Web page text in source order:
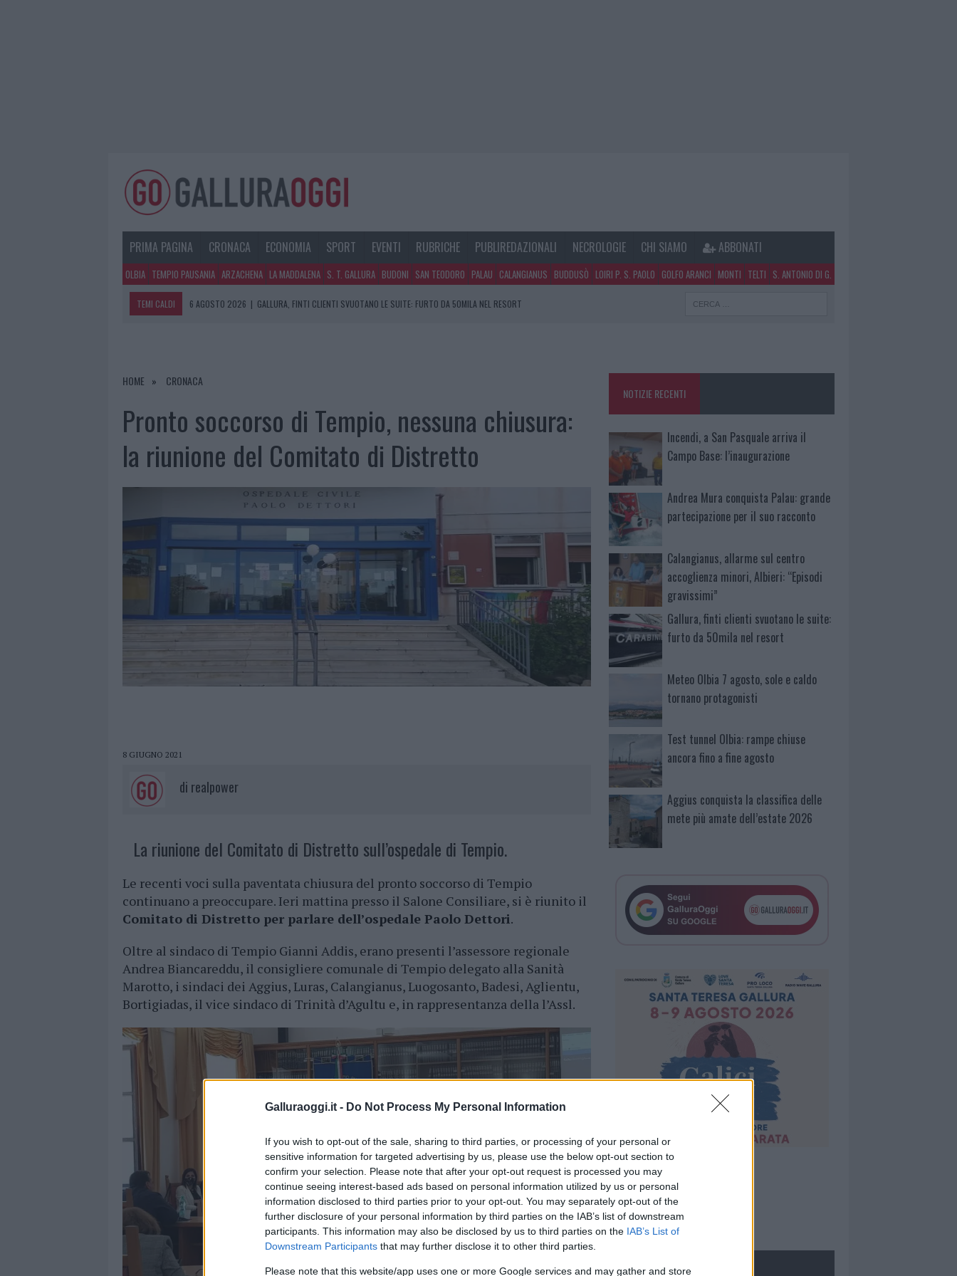
Galluraoggi.it - Do Not Process My Personal Information
If you wish to opt-out of the sale, sharing to third parties, or processing of your personal or
sensitive information for targeted advertising by us, please use the below opt-out section to
confirm your selection. Please note that after your opt-out request is processed you may
continue seeing interest-based ads based on personal information utilized by us or personal
information disclosed to third parties prior to your opt-out. You may separately opt-out of the
further disclosure of your personal information by third parties on the IAB’s list of downstream
participants. This information may also be disclosed by us to third parties on the IAB’s List of
Downstream Participants that may further disclose it to other third parties.
Please note that this website/app uses one or more Google services and may gather and store
PRIMA PAGINA CRONACA ECONOMIA SPORT EVENTI RUBRICHE PUBLIREDAZIONALI NECROLOGIE CHI SIAMO ABBONATI
OLBIA TEMPIO PAUSANIA ARZACHENA LA MADDALENA S. T. GALLURA BUDONI SAN TEODORO PALAU CALANGIANUS BUDDUSÒ LOIRI P. S. PAOLO GOLFO ARANCI MONTI TELTI S. ANTONIO DI G.
TEMI CALDI 6 AGOSTO 2026 | GALLURA, FINTI CLIENTI SVUOTANO LE SUITE: FURTO DA 50MILA NEL RESORT
6 AGOSTO 2026
|
HOME CRONACA
Pronto soccorso di Tempio, nessuna chiusura:
la riunione del Comitato di Distretto
8 GIUGNO 2021
di realpower
La riunione del Comitato di Distretto sull’ospedale di Tempio.
Le recenti voci sulla paventata chiusura del pronto soccorso di Tempio
continuano a preoccupare. Ieri mattina presso il Salone Consiliare, si è riunito il
Comitato di Distretto per parlare dell’ospedale Paolo Dettori.
Oltre al sindaco di Tempio Gianni Addis, erano presenti l’assessore regionale
Andrea Biancareddu, il consigliere comunale di Tempio delegato alla Sanità
Marotto, i sindaci dei Aggius, Luras, Calangianus, Luogosanto, Badesi, Aglientu,
Bortigiadas, il vice sindaco di Trinità d’Agultu e, in rappresentanza della l’Assl.
NOTIZIE RECENTI
Incendi, a San Pasquale arriva il
Campo Base: l’inaugurazione
Andrea Mura conquista Palau: grande
partecipazione per il suo racconto
Calangianus, allarme sul centro
accoglienza minori, Albieri: “Episodi
gravissimi”
Gallura, finti clienti svuotano le suite:
furto da 50mila nel resort
Meteo Olbia 7 agosto, sole e caldo
tornano protagonisti
Test tunnel Olbia: rampe chiuse
ancora fino a fine agosto
Aggius conquista la classifica delle
mete più amate dell’estate 2026
NECROLOGIE